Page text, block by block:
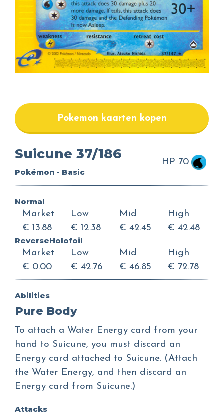
Pokemon kaarten kopen
Suicune 37/186
Pokémon - Basic
HP 70
Normal
Market
€ 13.88
Low
€ 12.38
Mid
€ 42.45
High
€ 42.48
ReverseHolofoil
Market
€ 0.00
Low
€ 42.76
Mid
€ 46.85
High
€ 72.78
Abilities
Pure Body
To attach a Water Energy card from your
hand to Suicune, you must discard an
Energy card attached to Suicune. (Attach
the Water Energy, and then discard an
Energy card from Suicune.)
Attacks